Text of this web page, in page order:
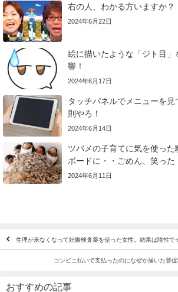
右の人、わかる方いますか？
2024年6月22日
絵に描いたような「ジト目」
響！
2024年6月17日
タッチパネルでメニューを見
則やろ！
2024年6月14日
ツバメの子育てに気を使っ
ボードに・・ごめん、笑った
2024年6月11日
生理が来なくなって妊娠検査薬を使った女性。結果は陰性で
コンビニ払いで支払ったのになぜか届いた督
おすすめの記事